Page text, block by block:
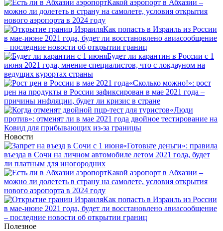
Какой аэропорт в Абхазии –
можно ли долететь в страну на самолете, условия открытия
нового аэропорта в 2024 году
Как попасть в Израиль из России
в мае-июне 2021 года, будет ли восстановлено авиасообщение
– последние новости об открытии границ
Будет ли карантин в России с 1
июня 2021 года, мнение специалистов, что с локдауном на
ведущих курортах страны
«Сколько можно!»: рост
цен на продукты в России зафиксирован в мае 2021 года –
причины инфляции, будет ли кризис в стране
«Люди
против»: отменят ли в мае 2021 года двойное тестирование на
Ковид для прибывающих из-за границы
Новости
«Готовьте деньги»: правила
въезда в Сочи на личном автомобиле летом 2021 года, будет
ли платным для иногородних
Какой аэропорт в Абхазии –
можно ли долететь в страну на самолете, условия открытия
нового аэропорта в 2024 году
Как попасть в Израиль из России
в мае-июне 2021 года, будет ли восстановлено авиасообщение
– последние новости об открытии границ
Полезное